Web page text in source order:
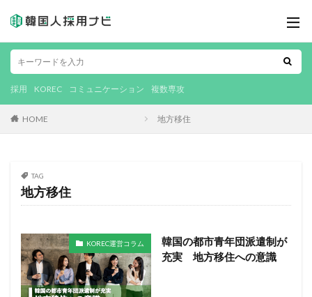
採用 KOREC コミュニケーション 複数専攻
HOME 地方移住
TAG
地方移住
KOREC運営コラム
韓国の都市青年団派遣制が
充実 地方移住への意識